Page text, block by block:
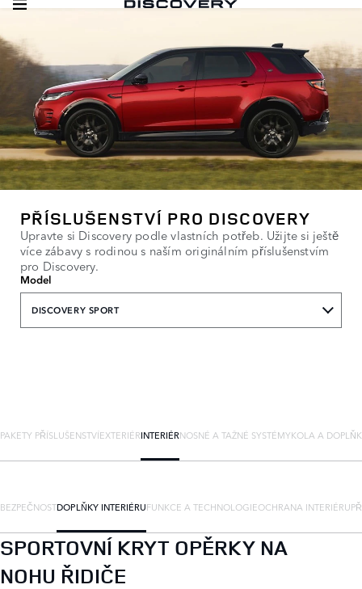
PŘÍSLUŠENSTVÍ PRO DISCOVERY
Upravte si Discovery podle vlastních potřeb. Užijte si ještě
více zábavy s rodinou s naším originálním příslušenstvím
pro Discovery.
Model
DISCOVERY SPORT
PAKETY PŘÍSLUŠENSTVÍEXTERIÉRINTERIÉRNOSNÉ A TAŽNÉ SYSTÉMYKOLA A
BEZPEČNOSTDOPLŇKY INTERIÉRUFUNKCE A TECHNOLOGIEOCHRANA INTERIÉRU
SPORTOVNÍ KRYT OPĚRKY NA
NOHU ŘIDIČE